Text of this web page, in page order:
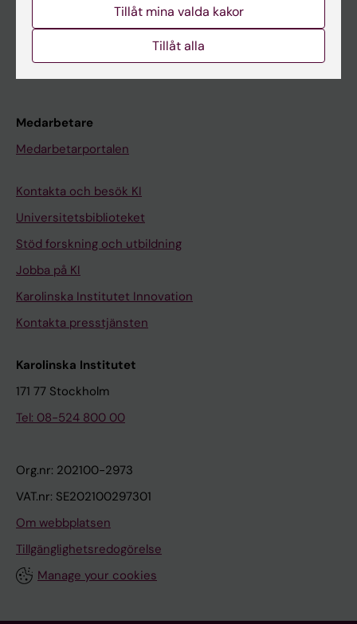
Kurs- och programwebbar
Medarbetare
Medarbetarportalen
Kontakta och besök KI
Universitetsbiblioteket
Stöd forskning och utbildning
Jobba på KI
Karolinska Institutet Innovation
Kontakta presstjänsten
Karolinska Institutet
171 77 Stockholm
Tel: 08-524 800 00
Org.nr: 202100-2973
VAT.nr: SE202100297301
Om webbplatsen
Tillgänglighetsredogörelse
Manage your cookies
Tillåt mina valda kakor
Tillåt alla